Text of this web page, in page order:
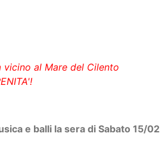
vicino al Mare del Cilento
e balli la sera di Sabato 15/02​​